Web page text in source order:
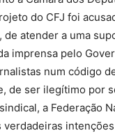
do CFJ foi
de atender a uma
imprensa pelo
num código
de ser ilegítimo por
a Federação
verdadeiras